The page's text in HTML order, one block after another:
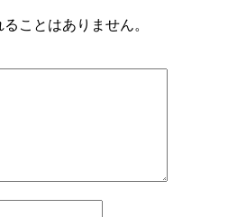
ことはありません。